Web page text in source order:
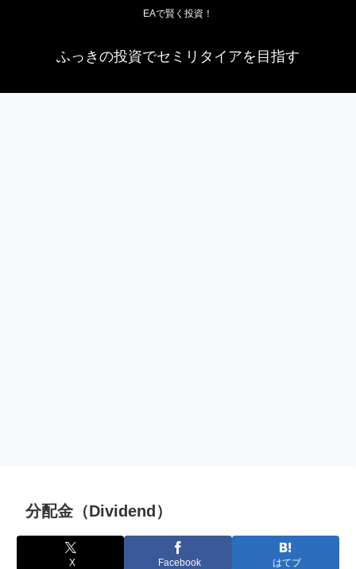
EAで賢く投資！
ふっきの投資でセミリタイアを目指す
分配金（Dividend）
X Facebook はてブ